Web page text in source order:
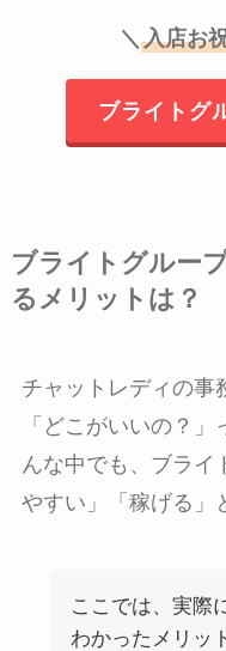
＼ 入店お
ブライトグ
ブライトグルー
るメリットは？
チャットレディの事
「どこがいいの？
んな中でも、ブライ
やすい」「稼げる」
ここでは、実際
わかったメリッ